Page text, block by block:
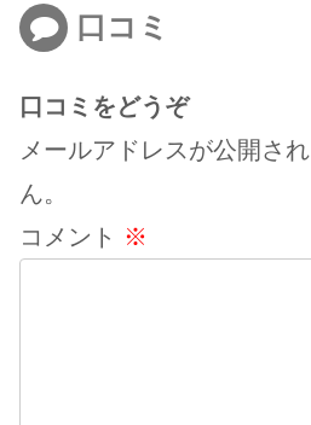
口コミ
口コミをどうぞ
メールアドレスが公開さ
ん。
コメント ※